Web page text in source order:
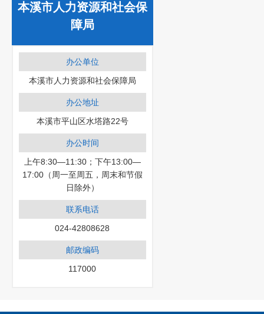
本溪市人力资源和社会保
障局
办公单位
本溪市人力资源和社会保障局
办公地址
本溪市平山区水塔路22号
办公时间
上午8:30—11:30；下午13:00—
17:00（周一至周五，周末和节假
日除外）
联系电话
024-42808628
邮政编码
117000